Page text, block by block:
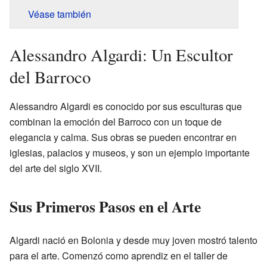
Véase también
Alessandro Algardi: Un Escultor
del Barroco
Alessandro Algardi es conocido por sus esculturas que
combinan la emoción del Barroco con un toque de
elegancia y calma. Sus obras se pueden encontrar en
iglesias, palacios y museos, y son un ejemplo importante
del arte del siglo XVII.
Sus Primeros Pasos en el Arte
Algardi nació en Bolonia y desde muy joven mostró talento
para el arte. Comenzó como aprendiz en el taller de